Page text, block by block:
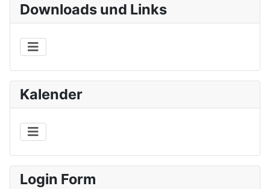
Downloads und Links
Kalender
Login Form